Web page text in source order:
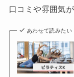
口コミや雰囲気
あわせて読みたい